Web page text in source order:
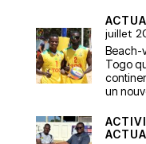
juillet
Beach-
Togo
un